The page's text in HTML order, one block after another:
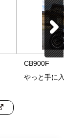
CB900F
やっと手に